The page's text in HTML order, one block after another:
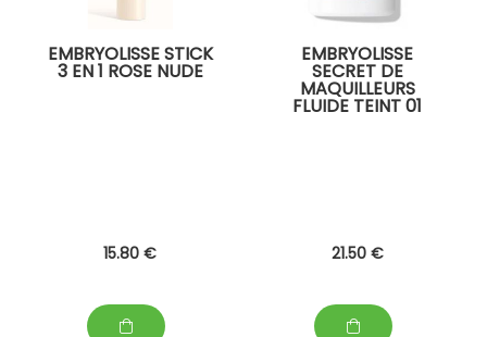
EMBRYOLISSE STICK
3 EN 1 ROSE NUDE
15.80 €
EMBRYOLISSE
SECRET DE
MAQUILLEURS
FLUIDE TEINT 01
21.50 €